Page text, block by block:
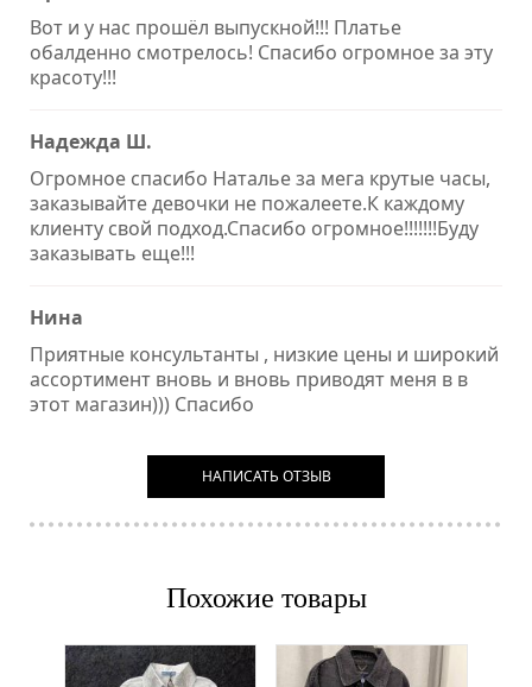
Вот и у нас прошёл выпускной!!! Платье
обалденно смотрелось! Спасибо огромное за эту
красоту!!!
Надежда Ш.
Огромное спасибо Наталье за мега крутые часы,
заказывайте девочки не пожалеете.К каждому
клиенту свой подход.Спасибо огромное!!!!!!!Буду
заказывать еще!!!
Нина
Приятные консультанты , низкие цены и широкий
ассортимент вновь и вновь приводят меня в в
этот магазин))) Спасибо
НАПИСАТЬ ОТЗЫВ
Похожие товары